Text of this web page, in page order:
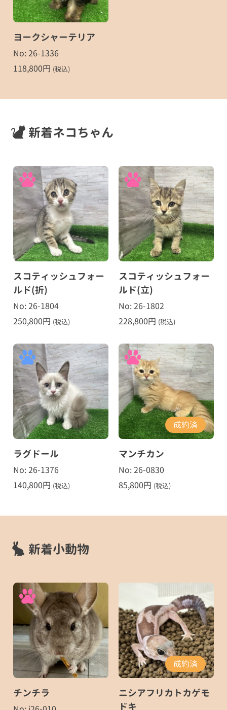
ヨークシャーテリア
No: 26-1336
118,800円 (税込)
新着ネコちゃん
スコティッシュフォー
ルド(折)
No: 26-1804
250,800円 (税込)
スコティッシュフォー
ルド(立)
No: 26-1802
228,800円 (税込)
ラグドール
No: 26-1376
140,800円 (税込)
成約済
マンチカン
No: 26-0830
85,800円 (税込)
新着小動物
チンチラ
成約済
ニシアフリカトカゲモ
ドキ